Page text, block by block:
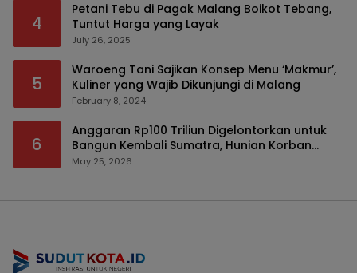
4
Petani Tebu di Pagak Malang Boikot Tebang,
Tuntut Harga yang Layak
July 26, 2025
5
Waroeng Tani Sajikan Konsep Menu ‘Makmur’,
Kuliner yang Wajib Dikunjungi di Malang
February 8, 2024
6
Anggaran Rp100 Triliun Digelontorkan untuk
Bangun Kembali Sumatra, Hunian Korban
Bencana Bakal Difokuskan
May 25, 2026